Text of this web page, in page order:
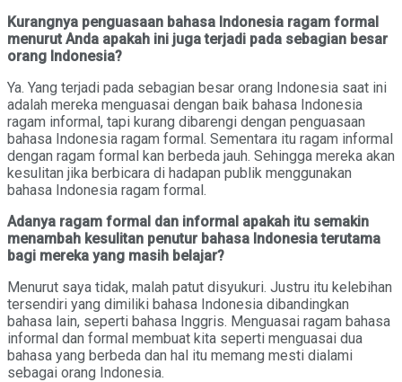
Kurangnya penguasaan bahasa Indonesia ragam formal
menurut Anda apakah ini juga terjadi pada sebagian besar
orang Indonesia?
Ya. Yang terjadi pada sebagian besar orang Indonesia saat ini
adalah mereka menguasai dengan baik bahasa Indonesia
ragam informal, tapi kurang dibarengi dengan penguasaan
bahasa Indonesia ragam formal. Sementara itu ragam informal
dengan ragam formal kan berbeda jauh. Sehingga mereka akan
kesulitan jika berbicara di hadapan publik menggunakan
bahasa Indonesia ragam formal.
Adanya ragam formal dan informal apakah itu semakin
menambah kesulitan penutur bahasa Indonesia terutama
bagi mereka yang masih belajar?
Menurut saya tidak, malah patut disyukuri. Justru itu kelebihan
tersendiri yang dimiliki bahasa Indonesia dibandingkan
bahasa lain, seperti bahasa Inggris. Menguasai ragam bahasa
informal dan formal membuat kita seperti menguasai dua
bahasa yang berbeda dan hal itu memang mesti dialami
sebagai orang Indonesia.